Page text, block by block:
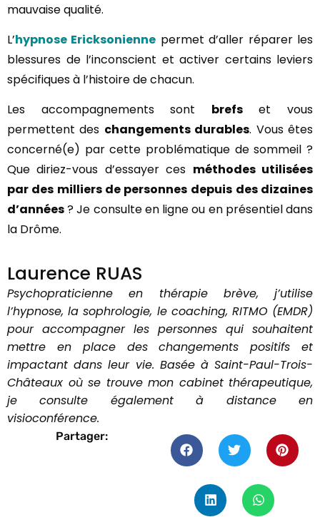
mauvaise qualité.
L’hypnose Ericksonienne permet d’aller réparer les
blessures de l’inconscient et activer certains leviers
spécifiques à l’histoire de chacun.
Les accompagnements sont brefset vous
permettent des changements durables. Vous êtes
concerné(e) par cette problématique de sommeil ?
Que diriez-vous d’essayer ces méthodes utilisées
par des milliers de personnes depuis des dizaines
d’années? Je consulte en ligne ou en présentiel dans
la Drôme.
Laurence RUAS
Psychopraticienne en thérapie brève, j’utilise
l’hypnose, la sophrologie, le coaching, RITMO (EMDR)
pour accompagner les personnes qui souhaitent
mettre en place des changements positifs et
impactant dans leur vie. Basée à Saint-Paul-Trois-
Châteaux où se trouve mon cabinet thérapeutique,
je consulte également à distance en
visioconférence.
Partager: